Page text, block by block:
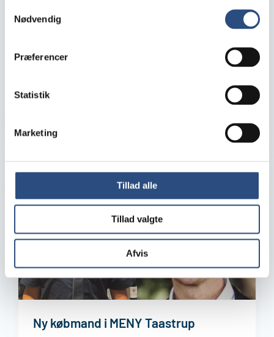
Nødvendig
Præferencer
Statistik
Marketing
Tillad alle
Tillad valgte
Afvis
KFI Erhvervsdrivende Fond leverer
tilfredsstillende, afspejler et år med høj aktivitet og
Ny købmand i MENY Taastrup